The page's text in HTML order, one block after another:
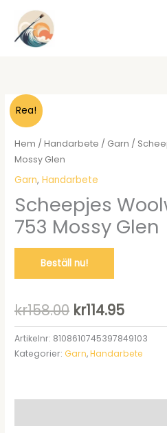
Hoppa
innehåll
Rea!
Hem /Handarbete / Garn /
Mossy Glen
Garn,Handarbete
Scheepjes
753 Mossy Glen
Beställ nu!
kr158.00 Det
ursprungliga
priset
kr114.95Det
priset
Artikelnr: 8108610745397849103
Kategorier: Garn,Handarbete